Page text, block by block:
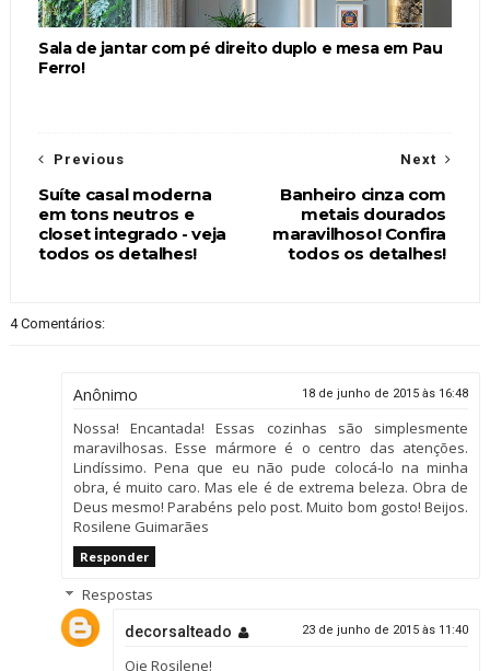
Sala de jantar com pé direito duplo e mesa em Pau
Ferro!
Next
Banheiro cinza com
metais dourados
maravilhoso! Confira
todos os detalhes!
Previous
Suíte casal moderna
em tons neutros e
closet integrado - veja
todos os detalhes!
4 Comentários:
Anônimo 18 de junho de 2015 às 16:48
Nossa! Encantada! Essas cozinhas são simplesmente
maravilhosas. Esse mármore é o centro das atenções.
Lindíssimo. Pena que eu não pude colocá-lo na minha
obra, é muito caro. Mas ele é de extrema beleza. Obra de
Deus mesmo! Parabéns pelo post. Muito bom gosto! Beijos.
Rosilene Guimarães
Responder
Respostas
decorsalteado 23 de junho de 2015 às 11:40
Oie Rosilene!